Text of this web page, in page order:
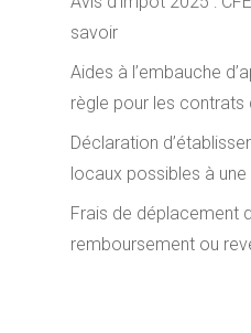
savoir
Aides à l’embauche
règle pour les contrats
Déclaration
locaux possibles à
Frais de déplacement
remboursement ou